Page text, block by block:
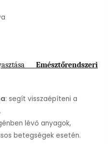
Emésztőrendszeri
: segít visszaépíteni a
lévő anyagok,
betegségek esetén.